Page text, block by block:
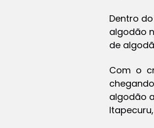
Dentro
algodão
de
Com o
algodão